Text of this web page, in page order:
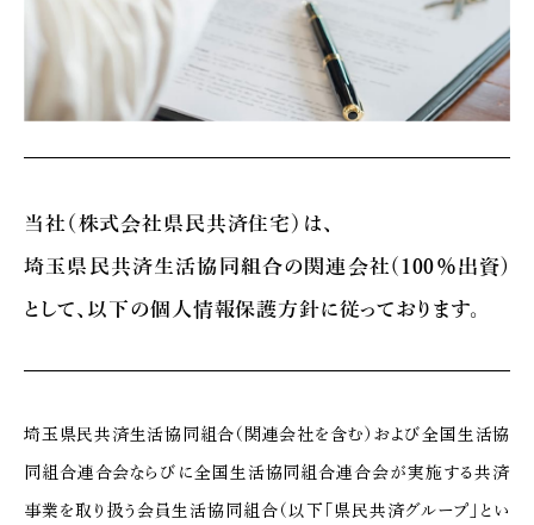
当社（株式会社県民共済住宅）は、
埼玉県民共済生活協同組合の関連会社(100％出資)
として、以下の個人情報保護方針に従っております。
埼玉県民共済生活協同組合（関連会社を含む）および全国生活協
同組合連合会ならびに全国生活協同組合連合会が実施する共済
事業を取り扱う会員生活協同組合（以下「県民共済グループ」とい